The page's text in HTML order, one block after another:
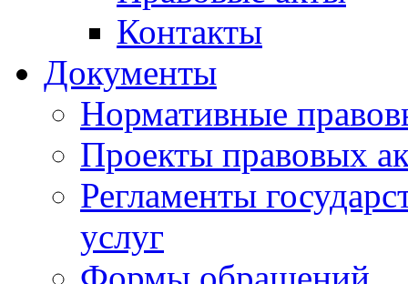
Контакты
Документы
Нормативные
Проекты правовых
Регламенты
услуг